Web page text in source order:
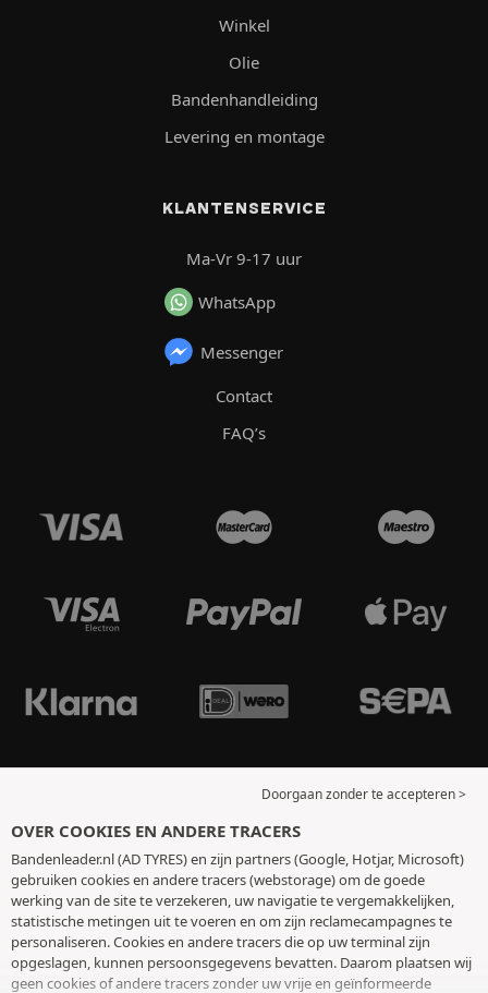
Winkel
Olie
Bandenhandleiding
Levering en montage
KLANTENSERVICE
Ma-Vr 9-17 uur
WhatsApp
Messenger
Contact
FAQ’s
Doorgaan zonder te accepteren >
OVER COOKIES EN ANDERE TRACERS
Bandenleader.nl (AD TYRES) en zijn partners (Google, Hotjar, Microsoft)
gebruiken cookies en andere tracers (webstorage) om de goede
werking van de site te verzekeren, uw navigatie te vergemakkelijken,
statistische metingen uit te voeren en om zijn reclamecampagnes te
personaliseren. Cookies en andere tracers die op uw terminal zijn
opgeslagen, kunnen persoonsgegevens bevatten. Daarom plaatsen wij
geen cookies of andere tracers zonder uw vrije en geïnformeerde